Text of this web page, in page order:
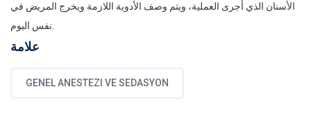
الأسنان الذي أجرى العملية، ويتم وصف الأدوية اللازمة ويخرج المريض في
علامة
GENEL ANESTEZI VE SEDASYON